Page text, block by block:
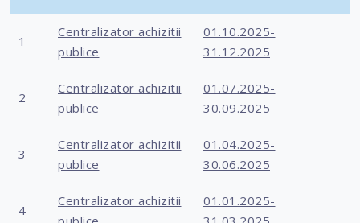
1
Centralizator achizitii
publice
01.10.2025-
31.12.2025
2
Centralizator achizitii
publice
01.07.2025-
30.09.2025
3
Centralizator achizitii
publice
01.04.2025-
30.06.2025
4
Centralizator achizitii
01.01.2025-